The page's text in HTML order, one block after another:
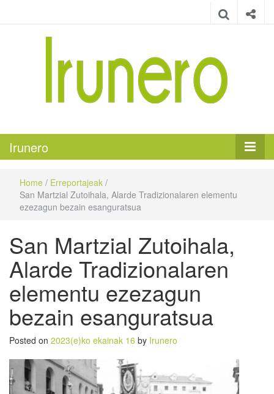
Irunero
Home / Erreportajeak /
San Martzial Zutoihala, Alarde Tradizionalaren elementu
ezezagun bezain esanguratsua
San Martzial Zutoihala,
Alarde Tradizionalaren
elementu ezezagun
bezain esanguratsua
Posted on 2023(e)ko ekainak 16 by Irunero